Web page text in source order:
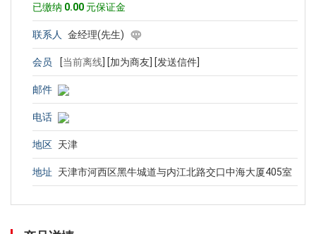
已缴纳 0.00 元保证金
联系人 金经理(先生)
会员 [当前离线 [加为商友] [发送信件]
邮件
电话
地区 天津
地址 天津市河西区黑牛城道与内江北路交口中海大厦405室